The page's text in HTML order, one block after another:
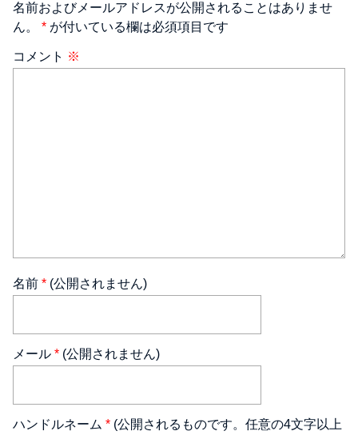
名前およびメールアドレスが公開されることはありませ
ん。 * が付いている欄は必須項目です
コメント ※
名前 * (公開されません)
メール * (公開されません)
ハンドルネーム * (公開されるものです。任意の4文字以上